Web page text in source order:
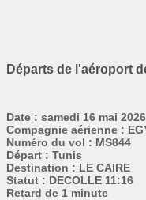
Départs de l'aéroport
Date : samedi 16 mai 2026
Compagnie aérienne :
Numéro du vol : MS844
Départ : Tunis
Destination : LE CAIRE
Statut : DECOLLE 11:16
Retard de 1 minute